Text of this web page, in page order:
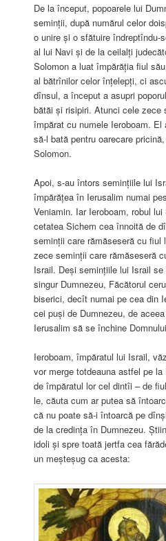
De la început, popoarele lui
seminții, după numărul celor
o unire și o sfătuire
al lui Navi și de la ceilalți
Solomon a luat împărăția fiul
al bătrînilor celor înțelepți, ci
dînsul, a început a asupri
bătăi și risipiri. Atunci cele
împărat cu numele Ieroboam.
să-l bată pentru oarecare
Solomon.
Apoi, s-au întors semințiile lui
împărățea în Ierusalim numai
Veniamin. Iar Ieroboam, robul
cetatea Sichem cea înnoită de
seminții care rămăseseră cu
zece seminții care rămăseseră
Israil. Deși semințiile lui Israil
singur Dumnezeu, Făcătorul
biserici, decît numai pe cea din
cei puși de Dumnezeu, de
Ierusalim să se închine
Ieroboam, împăratul lui Israil,
vor merge totdeauna astfel pe
de împăratul lor cel dintîi – de
le, căuta cum ar putea să
că nu poate să-i întoarcă pe
de la credința în Dumnezeu.
idoli și spre toată jertfa cea
un meșteșug ca acesta: